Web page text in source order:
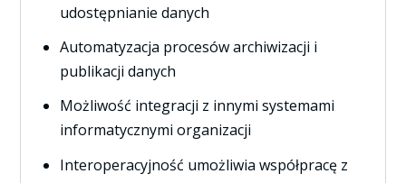
udostępnianie danych
Automatyzacja procesów archiwizacji i
publikacji danych
Możliwość integracji z innymi systemami
informatycznymi organizacji
Interoperacyjność umożliwia współpracę z